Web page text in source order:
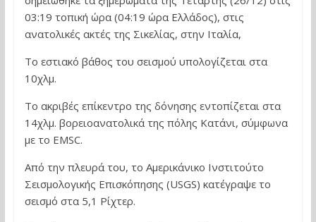
03:19 τοπική ώρα (04:19 ώρα Ελλάδος), στις
ανατολικές ακτές της Σικελίας, στην Ιταλία,
Το εστιακό βάθος του σεισμού υπολογίζεται στα
10χλμ.
Το ακριβές επίκεντρο της δόνησης εντοπίζεται στα
14χλμ. βορειοανατολικά της πόλης Κατάνι, σύμφωνα
με το EMSC.
Από την πλευρά του, το Αμερικάνικο Ινστιτούτο
Σεισμολογικής Επισκόπησης (USGS) κατέγραψε το
σεισμό στα 5,1 Ρίχτερ.